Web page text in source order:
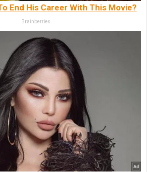
End His Career With This Movie?
Brainberries